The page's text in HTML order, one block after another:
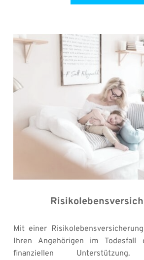
Mit einer
Ihren Angehörigen im Todesfall
finanziellen